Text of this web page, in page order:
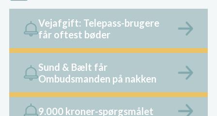
Vejafgift: Telepass-brugere
får oftest bøder
Sund & Bælt får
Ombudsmanden på nakken
9.000 kroner-spørgsmålet